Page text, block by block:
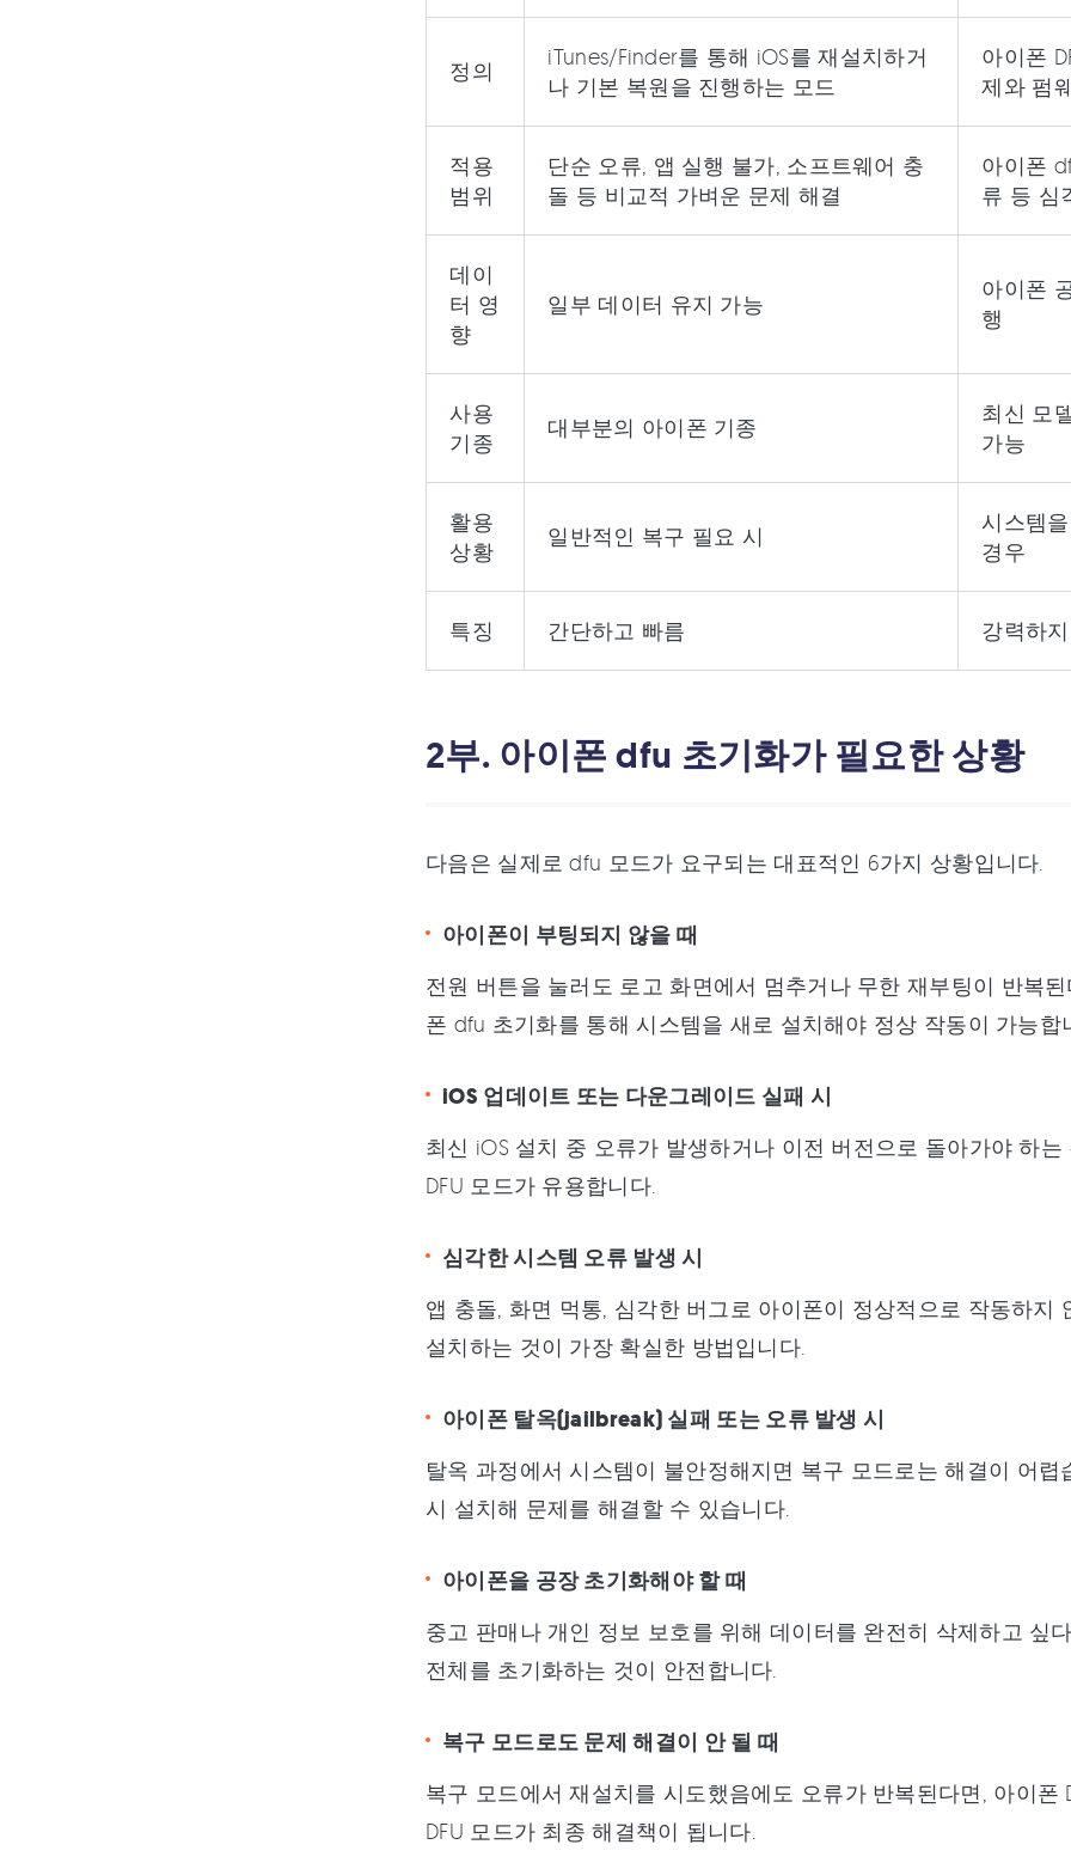
정의
iTunes/Finder를 통해 iOS를 재설치하거
나 기본 복원을 진행하는 모드
아이폰
제와 펌
적용
범위
단순 오류, 앱 실행 불가, 소프트웨어 충
돌 등 비교적 가벼운 문제 해결
아이폰
류 등 심
데이
터 영
향
일부 데이터 유지 가능
아이폰
행
사용
기종
대부분의 아이폰 기종
최신 모
가능
활용
상황
일반적인 복구 필요 시
시스템
경우
특징 간단하고 빠름 강력하
2부. 아이폰 dfu 초기화가 필요한 상황
다음은 실제로 dfu 모드가 요구되는 대표적인 6가지 상황입니다.
아이폰이 부팅되지 않을 때
전원 버튼을 눌러도 로고 화면에서 멈추거나 무한 재부팅이 반복
폰 dfu 초기화를 통해 시스템을 새로 설치해야 정상 작동이 가능합
iOS 업데이트 또는 다운그레이드 실패 시
최신 iOS 설치 중 오류가 발생하거나 이전 버전으로 돌아가야 하
DFU 모드가 유용합니다.
심각한 시스템 오류 발생 시
앱 충돌, 화면 먹통, 심각한 버그로 아이폰이 정상적으로 작동하
설치하는 것이 가장 확실한 방법입니다.
아이폰 탈옥(jailbreak) 실패 또는 오류 발생 시
탈옥 과정에서 시스템이 불안정해지면 복구 모드로는 해결이 어
시 설치해 문제를 해결할 수 있습니다.
아이폰을 공장 초기화해야 할 때
중고 판매나 개인 정보 보호를 위해 데이터를 완전히 삭제하고 싶
전체를 초기화하는 것이 안전합니다.
복구 모드로도 문제 해결이 안 될 때
복구 모드에서 재설치를 시도했음에도 오류가 반복된다면, 아이
DFU 모드가 최종 해결책이 됩니다.